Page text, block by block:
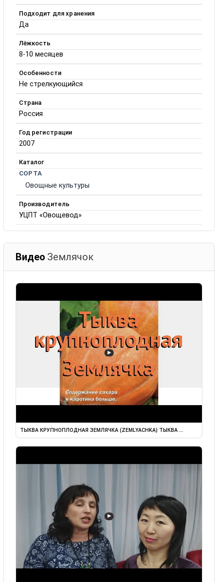
Подходит для хранения
Да
Лёжкость
8-10 месяцев
Особенности
Не стрелкующийся
Страна
Россия
Год регистрации
2007
Каталог
СОРТА
Овощные культуры
Производитель
УЦПТ «Овощевод»
Видео Землячок
▶
ТЫКВА КРУПНОПЛОДНАЯ ЗЕМЛЯЧКА (ZEMLYACHKA) ТЫКВА ...
▶